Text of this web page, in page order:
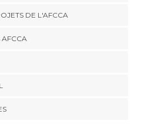
DE L'AFCCA
AFCCA